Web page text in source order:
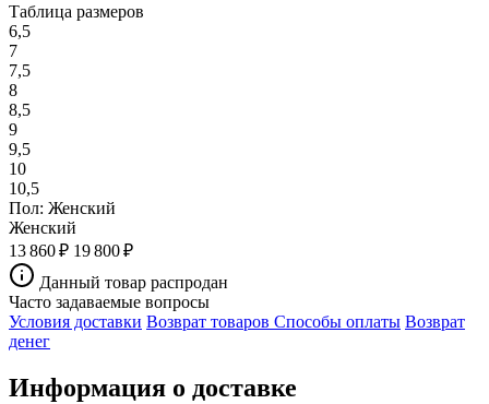
Таблица размеров
6,5
7
7,5
8
8,5
9
9,5
10
10,5
Пол: Женский
Женский
13 860 ₽ 19 800 ₽
Данный товар распродан
Часто задаваемые вопросы
Условия доставки Возврат товаров Способы оплаты Возврат
денег
Информация о доставке